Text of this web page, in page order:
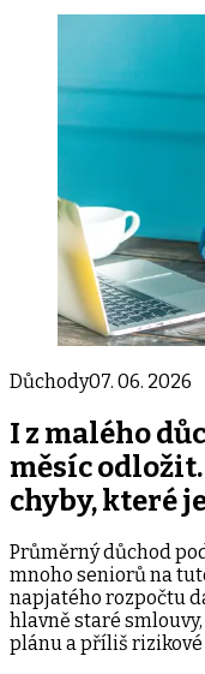
Důchody07. 06. 2026
I z malého
měsíc
chyby, které
Průměrný důchod
mnoho seniorů na
napjatého rozpočtu
hlavně staré
plánu a příliš rizikové